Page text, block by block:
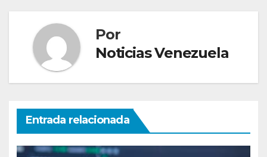
Por
Noticias Venezuela
Entrada relacionada